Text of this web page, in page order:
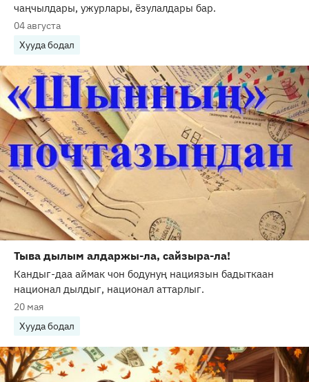
чаңчылдары, ужурлары, ёзулалдары бар.
04 августа
Хууда бодал
Тыва дылым алдаржы-ла, сайзыра-ла!
Кандыг-даа аймак чон бодунуң нациязын бадыткаан
национал дылдыг, национал аттарлыг.
20 мая
Хууда бодал